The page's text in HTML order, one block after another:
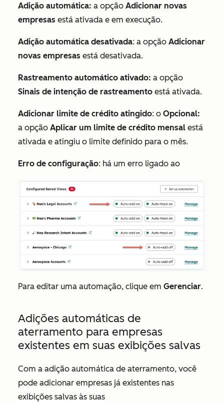
Adição automática: a opção Adicionar novas
empresas está ativada e em execução.
Adição automática desativada: a opção Adicionar
novas empresas está desativada.
Rastreamento automático ativado: a opção
Sinais de intenção de rastreamento está ativada.
Adicionar limite de crédito atingido: o Opcional:
a opção Aplicar um limite de crédito mensal está
ativada e atingiu o limite definido para o mês.
Erro de configuração: há um erro ligado ao
Para editar uma automação, clique em Gerenciar.
Adições automáticas de
aterramento para empresas
existentes em suas exibições salvas
Com a adição automática de aterramento, você
pode adicionar empresas já existentes nas
exibições salvas às suas